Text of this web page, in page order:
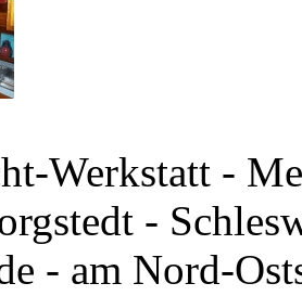
Werkstatt -
-
- am Nord-